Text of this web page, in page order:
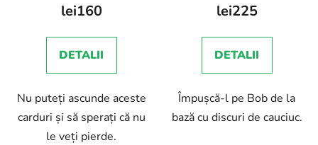
lei160
DETALII
Nu puteți ascunde aceste
carduri și să sperați că nu
le veți pierde.
lei225
DETALII
Împușcă-l pe Bob de la
bază cu discuri de cauciuc.